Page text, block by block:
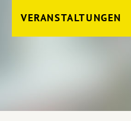
VERANSTALTUNGEN